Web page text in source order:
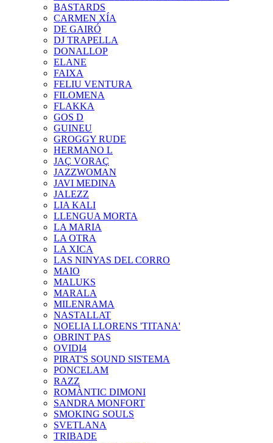
BASTARDS
CARMEN XÍA
DE GAIRÓ
DJ TRAPELLA
DONALLOP
ELANE
FAIXA
FELIU VENTURA
FILOMENA
FLAKKA
GOS D
GUINEU
GROGGY RUDE
HERMANO L
JAÇ VORAÇ
JAZZWOMAN
JAVI MEDINA
JALEZZ
LIA KALI
LLENGUA MORTA
LA MARIA
LA OTRA
LA XICA
LAS NINYAS DEL CORRO
MAIO
MALUKS
MARALA
MILENRAMA
NASTALLAT
NOELIA LLORENS 'TITANA'
OBRINT PAS
OVIDI4
PIRAT'S SOUND SISTEMA
PONCELAM
RAZZ
ROMÀNTIC DIMONI
SANDRA MONFORT
SMOKING SOULS
SVETLANA
TRIBADE